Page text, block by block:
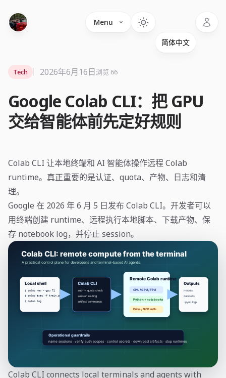
Menu
Google Colab CLI：把 GPU
交给智能体前先定好规则
Tech 2026年6月16日浏览 66
Colab CLI 让本地终端和 AI 智能体操作远程 Colab
runtime。真正重要的是认证、quota、产物、日志和清
理。
Google 在 2026 年 6 月 5 日发布 Colab CLI。开发者可以
用终端创建 runtime、远程执行本地脚本、下载产物、保
存 notebook log，并停止 session。
Colab CLI connects local terminals and agents with